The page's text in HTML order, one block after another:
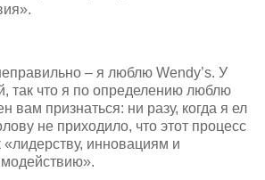
– я люблю Wendy’s. У
так что я по определению люблю
вам признаться: ни разу, когда я ел
не приходило, что этот процесс
инновациям и